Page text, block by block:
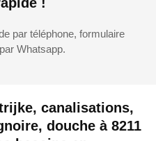
canalisations,
douche à 8211
par téléphone, formulaire
Whatsapp.